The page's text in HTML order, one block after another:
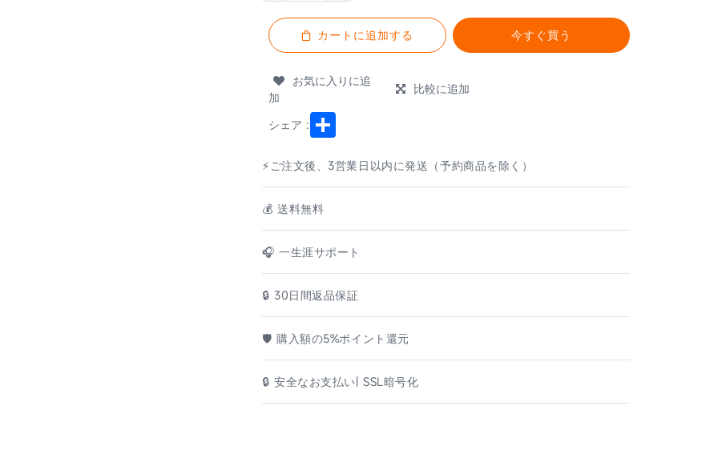
カートに追加する 今すぐ買う
お気に入りに追
加
比較に追加
シェア :
⚡ご注文後、3営業日以内に発送（予約商品を除く）
💰️ 送料無料
🎧 一生涯サポート
🔒 30日間返品保証
🛡️ 購入額の5%ポイント還元
🔒 安全なお支払い| SSL暗号化